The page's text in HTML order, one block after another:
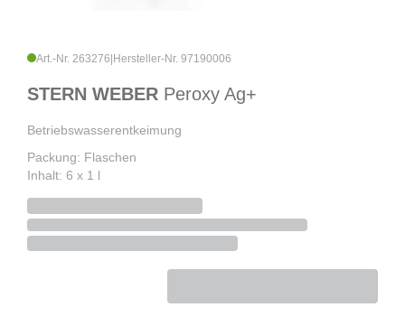
Art.-Nr. 263276 Hersteller-Nr. 97190006
STERN WEBER Peroxy Ag+
Betriebswasserentkeimung
Packung: Flaschen
Inhalt: 6 x 1 l